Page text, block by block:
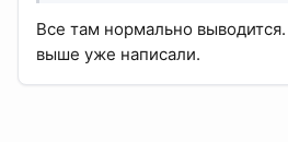
Все там нормально
выше уже написали.